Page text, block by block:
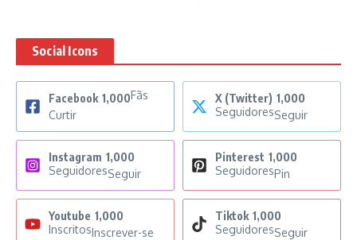
Social Icons
Facebook 1,000Fãs
Curtir
X (Twitter) 1,000
SeguidoresSeguir
Instagram 1,000
SeguidoresSeguir
Pinterest 1,000
SeguidoresPin
Youtube 1,000
InscritosInscrever-se
Tiktok 1,000
SeguidoresSeguir